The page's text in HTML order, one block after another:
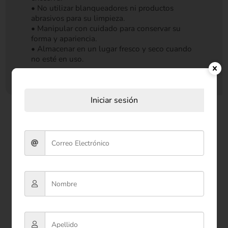
• No utilizar blanqueadores ni productos
abrasivos para su limpieza.
• Manipular con cuidado para conservar su
forma y apariencia.
• Almacenar en un lugar fresco y seco cuando
no esté en uso.
Productos relacionados
Iniciar sesión